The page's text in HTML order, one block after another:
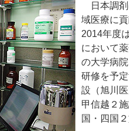
日本調剤
域医療に
2014年度
において
の大学病
研修を予
設（旭川
甲信越２
国・四国